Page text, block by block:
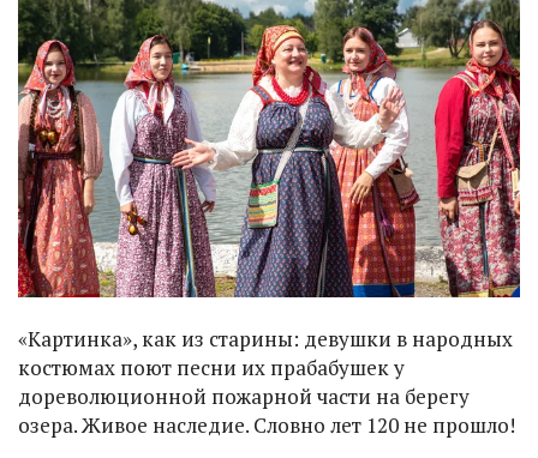
«Картинка», как из старины: девушки в народных
костюмах поют песни их прабабушек у
дореволюционной пожарной части на берегу
озера. Живое наследие. Словно лет 120 не прошло!